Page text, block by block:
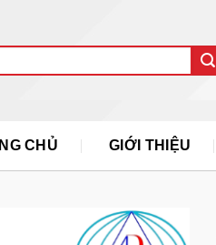
CHỦ GIỚI THIỆU